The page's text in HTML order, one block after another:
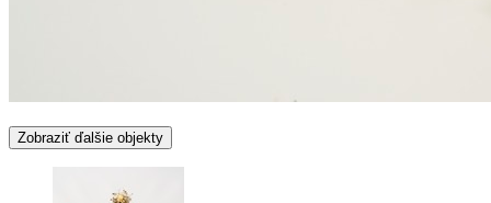
Zobraziť ďalšie objekty